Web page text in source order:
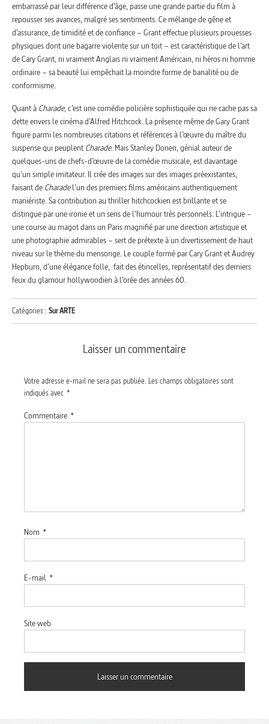
embarrassé par leur différence d’âge, passe une grande partie du film à
repousser ses avances, malgré ses sentiments. Ce mélange de gêne et
d’assurance, de timidité et de confiance – Grant effectue plusieurs prouesses
physiques dont une bagarre violente sur un toit – est caractéristique de l’art
de Cary Grant, ni vraiment Anglais ni vraiment Américain, ni héros ni homme
ordinaire – sa beauté lui empêchait la moindre forme de banalité ou de
conformisme.
Quant à Charade, c’est une comédie policière sophistiquée qui ne cache pas sa
dette envers le cinéma d’Alfred Hitchcock. La présence même de Gary Grant
figure parmi les nombreuses citations et références à l’œuvre du maître du
suspense qui peuplent Charade. Mais Stanley Donen, génial auteur de
quelques-uns de chefs-d’œuvre de la comédie musicale, est davantage
qu’un simple imitateur. Il crée des images sur des images préexistantes,
faisant de Charadel’un des premiers films américains authentiquement
maniériste. Sa contribution au thriller hitchcockien est brillante et se
distingue par une ironie et un sens de l’humour très personnels. L’intrigue –
une course au magot dans un Paris magnifié par une direction artistique et
une photographie admirables – sert de prétexte à un divertissement de haut
niveau sur le thème du mensonge. Le couple formé par Cary Grant et Audrey
Hepburn, d’une élégance folle, fait des étincelles, représentatif des derniers
feux du glamour hollywoodien à l’orée des années 60.
Catégories : Sur ARTE
Laisser un commentaire
Votre adresse e-mail ne sera pas publiée. Les champs obligatoires sont
indiqués avec *
Commentaire *
Nom *
E-mail *
Site web